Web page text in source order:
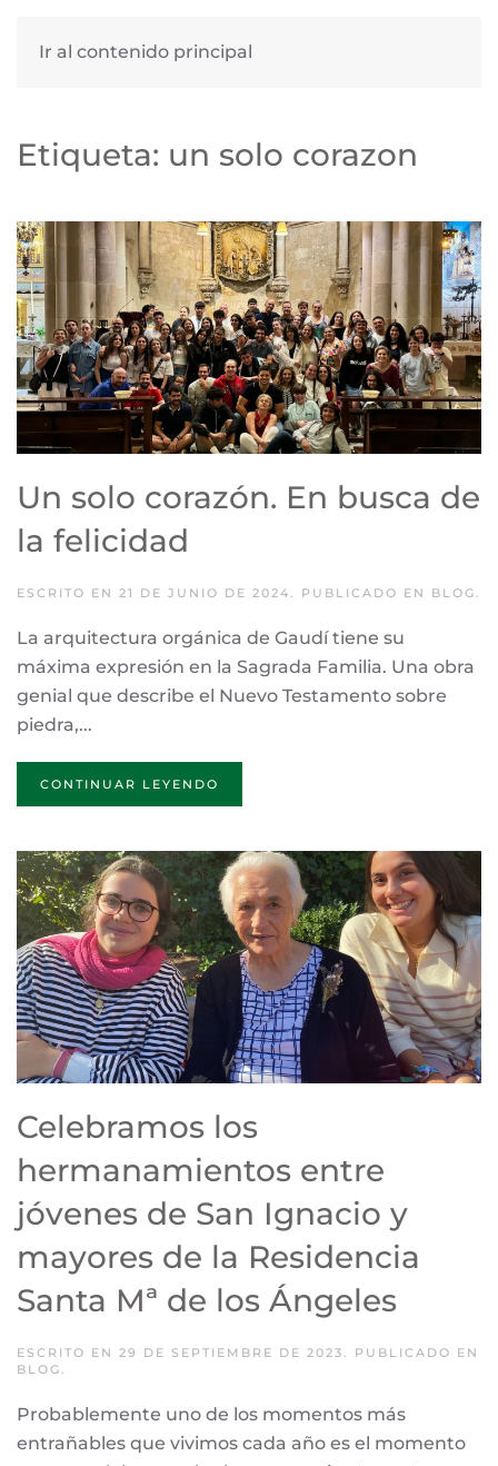
Ir al contenido principal
Etiqueta: un solo corazon
Un solo corazón. En busca de
la felicidad
ESCRITO EN 21 DE JUNIO DE 2024. PUBLICADO EN BLOG.
La arquitectura orgánica de Gaudí tiene su
máxima expresión en la Sagrada Familia. Una obra
genial que describe el Nuevo Testamento sobre
piedra,...
CONTINUAR LEYENDO
Celebramos los
hermanamientos entre
jóvenes de San Ignacio y
mayores de la Residencia
Santa Mª de los Ángeles
ESCRITO EN 29 DE SEPTIEMBRE DE 2023. PUBLICADO EN
BLOG.
Probablemente uno de los momentos más
entrañables que vivimos cada año es el momento